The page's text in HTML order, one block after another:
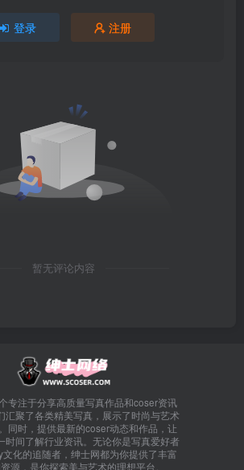
登录 注册
暂无评论内容
专注于分享高质量写真作品和coser资讯
汇聚了各类精美写真，展示了时尚与艺术
同时，提供最新的coser动态和作品，让
时间了解行业资讯。无论你是写真爱好者
化的追随者，绅士网都为你提供了丰富
源，是你探索美与艺术的理想平台。